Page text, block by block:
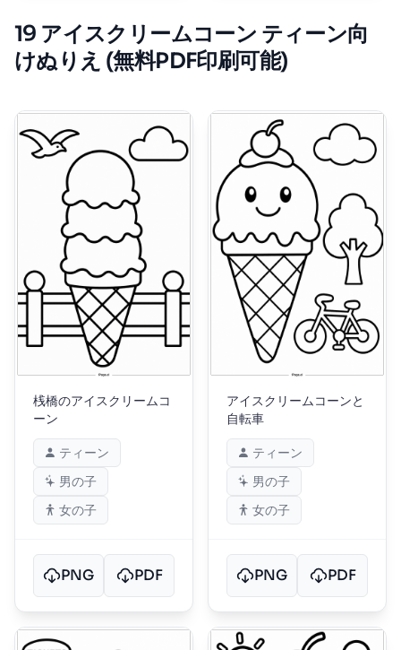
19 アイスクリームコーン ティーン向
けぬりえ (無料PDF印刷可能)
桟橋のアイスクリームコ
ーン
ティーン
男の子
女の子
PNG PDF
アイスクリームコーンと
自転車
ティーン
男の子
女の子
PNG PDF